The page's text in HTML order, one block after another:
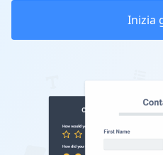
Inizia